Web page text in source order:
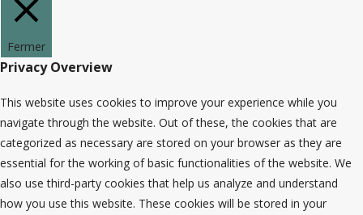
Fermer
Privacy Overview
This website uses cookies to improve your experience while you
navigate through the website. Out of these, the cookies that are
categorized as necessary are stored on your browser as they are
essential for the working of basic functionalities of the website. We
also use third-party cookies that help us analyze and understand
how you use this website. These cookies will be stored in your